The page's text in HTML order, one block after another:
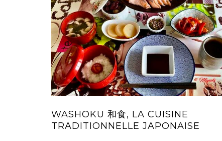
WASHOKU 和食, LA CUISINE
TRADITIONNELLE JAPONAISE